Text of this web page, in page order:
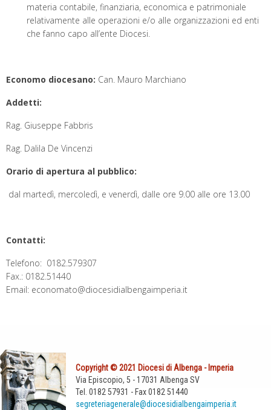
materia contabile, finanziaria, economica e patrimoniale
relativamente alle operazioni e/o alle organizzazioni ed enti
che fanno capo all’ente Diocesi.
Economo diocesano: Can. Mauro Marchiano
Addetti:
Rag. Giuseppe Fabbris
Rag. Dalila De Vincenzi
Orario di apertura al pubblico:
dal martedì, mercoledì, e venerdì, dalle ore 9.00 alle ore 13.00
Contatti:
Telefono: 0182.579307
Fax.: 0182.51440
Email: economato@diocesidialbengaimperia.it
Copyright © 2021 Diocesi di Albenga - Imperia
Via Episcopio, 5 - 17031 Albenga SV
Tel. 0182 57931 - Fax 0182 51440
segreteriagenerale@diocesidialbengaimperia.it